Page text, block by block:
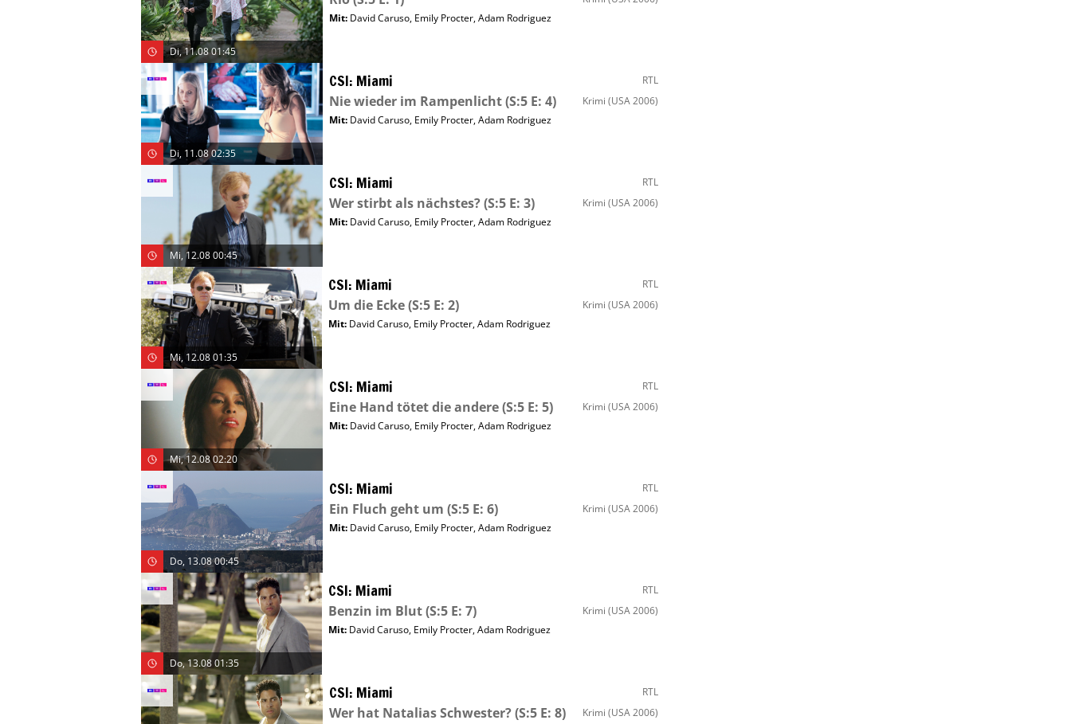
Di, 11.08 01:45
Mit: David Caruso, Emily Procter,Adam Rodriguez
Di, 11.08 02:35
CSI: Miami RTL
Nie wieder im Rampenlicht(S:5 E: 4) Krimi (USA 2006)
Mit: David Caruso, Emily Procter,Adam Rodriguez
Mi, 12.08 00:45
CSI: Miami RTL
Wer stirbt als nächstes?(S:5 E: 3) Krimi (USA 2006)
Mit: David Caruso, Emily Procter,Adam Rodriguez
Mi, 12.08 01:35
CSI: Miami RTL
Um die Ecke(S:5 E: 2) Krimi (USA 2006)
Mit: David Caruso, Emily Procter,Adam Rodriguez
Mi, 12.08 02:20
CSI: Miami RTL
Eine Hand tötet die andere(S:5 E: 5) Krimi (USA 2006)
Mit: David Caruso, Emily Procter,Adam Rodriguez
Do, 13.08 00:45
CSI: Miami RTL
Ein Fluch geht um (S:5 E: 6) Krimi (USA 2006)
Mit: David Caruso, Emily Procter,Adam Rodriguez
Do, 13.08 01:35
CSI: Miami RTL
Benzin im Blut(S:5 E: 7) Krimi (USA 2006)
Mit: David Caruso, Emily Procter,Adam Rodriguez
CSI: Miami RTL
Wer hat Natalias Schwester?(S:5 E: 8) Krimi (USA 2006)